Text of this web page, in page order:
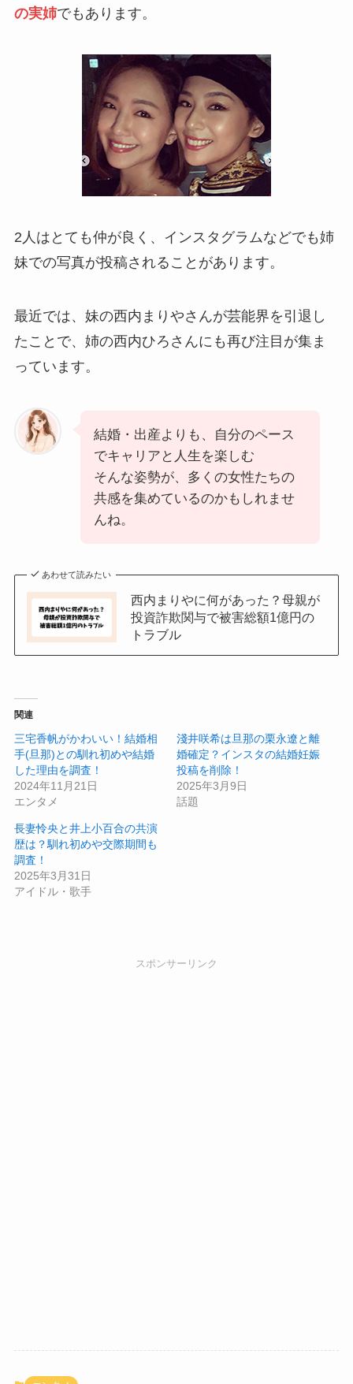
の実姉でもあります。
2人はとても仲が良く、インスタグラムなどでも姉
妹での写真が投稿されることがあります。
最近では、妹の西内まりやさんが芸能界を引退し
たことで、姉の西内ひろさんにも再び注目が集ま
っています。
結婚・出産よりも、自分のペース
でキャリアと人生を楽しむ
そんな姿勢が、多くの女性たちの
共感を集めているのかもしれませ
んね。
あわせて読みたい
西内まりやに何があった？母親が
投資詐欺関与で被害総額1億円の
トラブル
関連
三宅香帆がかわいい！結婚相
手(旦那)との馴れ初めや結婚
した理由を調査！
2024年11月21日
エンタメ
淺井咲希は旦那の栗永遼と離
婚確定？インスタの結婚妊娠
投稿を削除！
2025年3月9日
話題
長妻怜央と井上小百合の共演
歴は？馴れ初めや交際期間も
調査！
2025年3月31日
アイドル・歌手
スポンサーリンク